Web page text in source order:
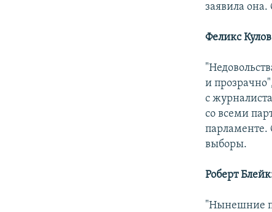
заявила
Феликс
и
с
со всеми
парламенте.
выборы.
Роберт
"Нынешние